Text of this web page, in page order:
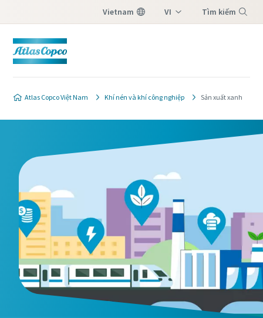
Vietnam VI Tìm kiếm
Atlas Copco Việt Nam Khí nén và khí công nghiệp Sản xuất xanh